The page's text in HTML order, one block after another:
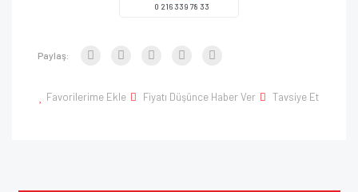
0 216 339 78 33
Paylaş:
Favorilerime Ekle Fiyatı Düşünce Haber Ver Tavsiye Et